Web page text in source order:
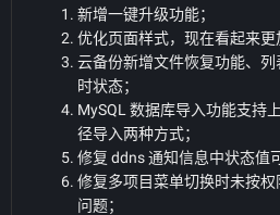
新增一键升级功能；
优化页面样式，现在看起来更
云备份新增文件恢复功能、
时状态；
MySQL 数据库导入功能支持
径导入两种方式；
修复 ddns 通知信息中状态值
修复多项目菜单切换时未按
问题；